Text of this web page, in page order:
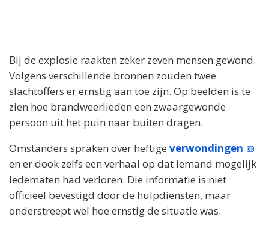
Bij de explosie raakten zeker zeven mensen gewond.
Volgens verschillende bronnen zouden twee
slachtoffers er ernstig aan toe zijn. Op beelden is te
zien hoe brandweerlieden een zwaargewonde
persoon uit het puin naar buiten dragen.
Omstanders spraken over heftige verwondingen
en er dook zelfs een verhaal op dat iemand mogelijk
ledematen had verloren. Die informatie is niet
officieel bevestigd door de hulpdiensten, maar
onderstreept wel hoe ernstig de situatie was.